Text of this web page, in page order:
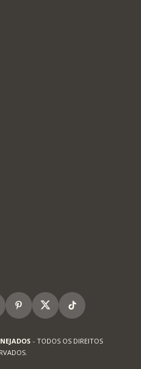
Pinterest
X Tiktok
- TODOS OS DIREITOS